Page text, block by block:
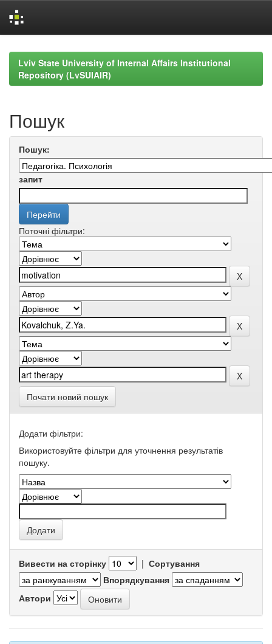
navigationLviv State University of Internal Affairs Institutional
Repository (LvSUIAIR)
Пошук
Пошук:
запит
Поточні фільтри:
Почати новий пошук
Додати фільтри:
Використовуйте фільтри для уточнення результатів
пошуку.
Вивести на сторінку | Сортування
Впорядкування
Автори